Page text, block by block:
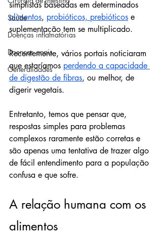
Saúde
Doenças inflamatórias
Doenças anais
Generalidades
simplistas baseadas em determinados
alimentos, probióticos, prebióticos e
suplementação tem se multiplicado.
Recentemente, vários portais noticiaram
que estaríamos perdendo a capacidade
de digestão de fibras, ou melhor, de
digerir vegetais.
Entretanto, temos que pensar que,
respostas simples para problemas
complexos raramente estão corretas e
são apenas uma tentativa de trazer algo
de fácil entendimento para a população
confusa e que sofre.
A relação humana com os
alimentos